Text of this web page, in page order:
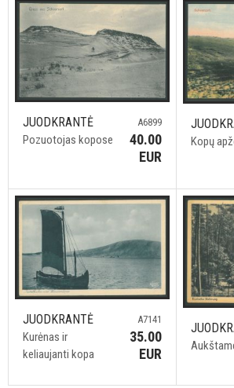
JUODKRANTĖ
Pozuotojas kopose
A6899
40.00
EUR
Kopų
JUODKRANTĖ
Kurėnas ir
keliaujanti kopa
A7141
35.00
EUR